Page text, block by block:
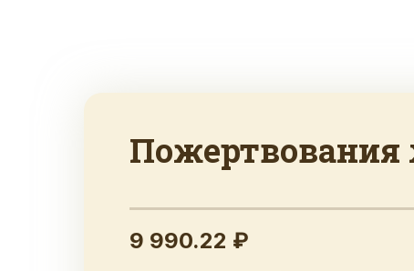
Пожертвования
9 990.22 ₽